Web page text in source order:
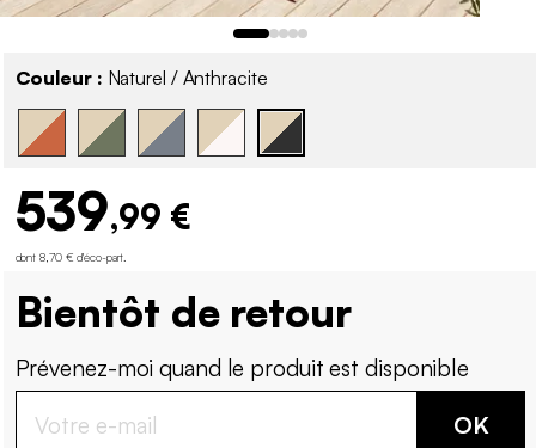
Couleur : Naturel / Anthracite
539,99 €
dont 8,70 € d'éco-part
Bientôt de retour
Prévenez-moi quand le produit est disponible
OK